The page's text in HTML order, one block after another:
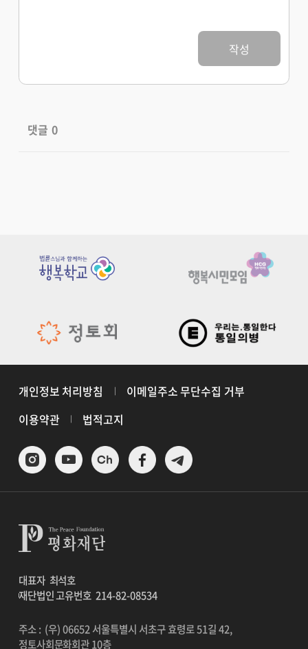
작성
댓글 0
개인정보 처리방침
이메일주소 무단수집 거부
이용약관
법적고지
대표자 최석호
재단법인 고유번호214-82-08534
주소 : (우) 06652 서울특별시 서초구 효령로 51길 42,
정토사회문화회관 10층